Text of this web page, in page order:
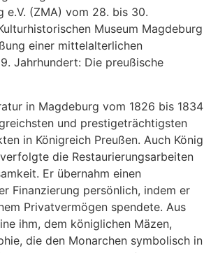
e.V. (ZMA) vom 28. bis 30.
Museum Magdeburg
einer mittelalterlichen
Jahrhundert: Die preußische
in Magdeburg vom 1826 bis 1834
und prestigeträchtigsten
in Königreich Preußen. Auch König
die Restaurierungsarbeiten
Er übernahm einen
Finanzierung persönlich, indem er
Privatvermögen spendete. Aus
ihm, dem königlichen Mäzen,
die den Monarchen symbolisch in